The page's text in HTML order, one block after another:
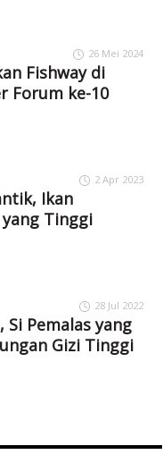
26 Mei 2024
Fishway di
Forum ke-10
2 Apr 2023
Ikan
Tinggi
28 Jul 2022
Si Pemalas yang
Gizi Tinggi